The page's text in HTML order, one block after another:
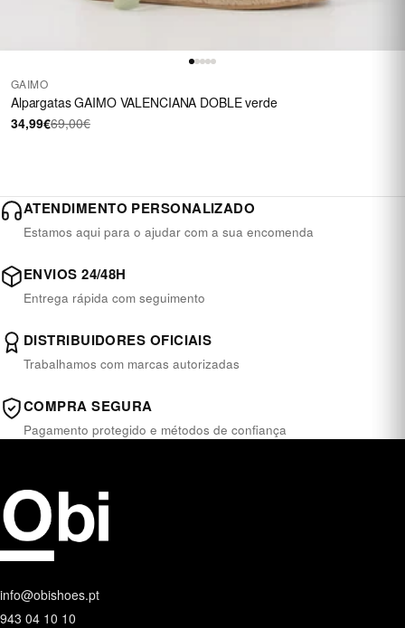
GAIMO
Alpargatas GAIMO VALENCIANA DOBLE verde
34,99€69,00€
ATENDIMENTO PERSONALIZADO
Estamos aqui para o ajudar com a sua encomenda
ENVIOS 24/48H
Entrega rápida com seguimento
DISTRIBUIDORES OFICIAIS
Trabalhamos com marcas autorizadas
COMPRA SEGURA
Pagamento protegido e métodos de confiança
info@obishoes.pt
943 04 10 10